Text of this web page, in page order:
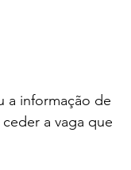
a informação de
a vaga que